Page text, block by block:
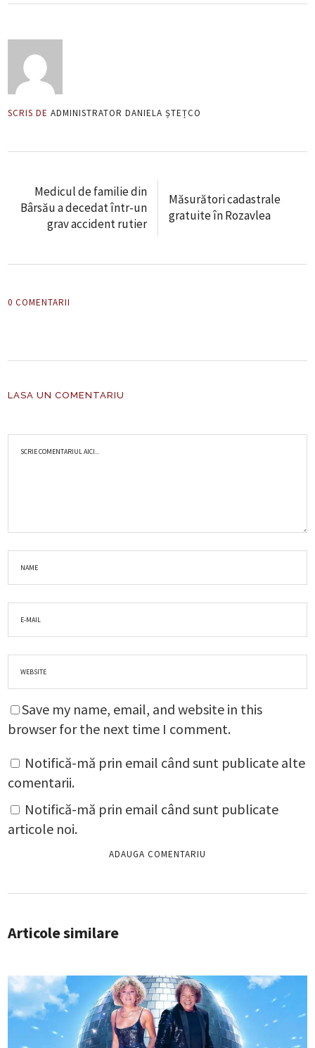
SCRIS DE ADMINISTRATOR DANIELA ȘTEȚCO
Medicul de familie din
Bârsău a decedat într-un
grav accident rutier
Măsurători cadastrale
gratuite în Rozavlea
0 COMENTARII
LASA UN COMENTARIU
Save my name, email, and website in this
browser for the next time I comment.
Notifică-mă prin email când sunt publicate alte
comentarii.
Notifică-mă prin email când sunt publicate
articole noi.
Articole similare